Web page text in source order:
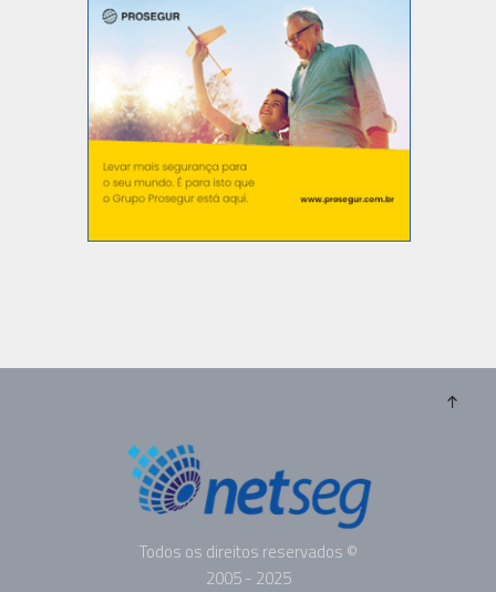
Todos os direitos reservados ©
2005 - 2025